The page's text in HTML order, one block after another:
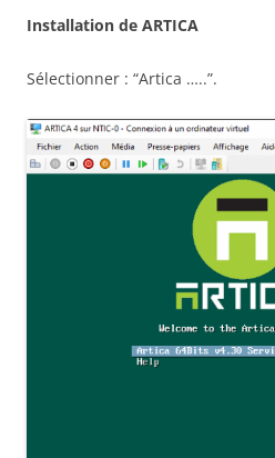
Installation de ARTICA
Sélectionner : “Artica …..”.